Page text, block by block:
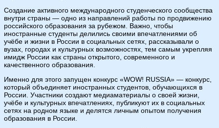
Создание активного международного студенческого сообщества
внутри страны — одно из направлений работы по продвижению
российского образования за рубежом. Важно, чтобы
иностранные студенты делились своими впечатлениями об
учёбе и жизни в России в социальных сетях, рассказывали о
вузах, городах и культурных возможностях, тем самым укрепляя
имидж России как страны открытого, современного и
качественного образования.
Именно для этого запущен конкурс «WOW! RUSSIA» — конкурс,
который объединяет иностранных студентов, обучающихся в
России. Участники создают медиаматериалы о своей жизни,
учёбе и культурных впечатлениях, публикуют их в социальных
сетях на родном языке и делятся личным опытом получения
образования в России.